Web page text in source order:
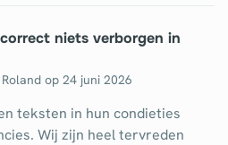
niets verborgen in
Roland op24 juni 2026
teksten in hun condieties
Wij zijn heel tervreden